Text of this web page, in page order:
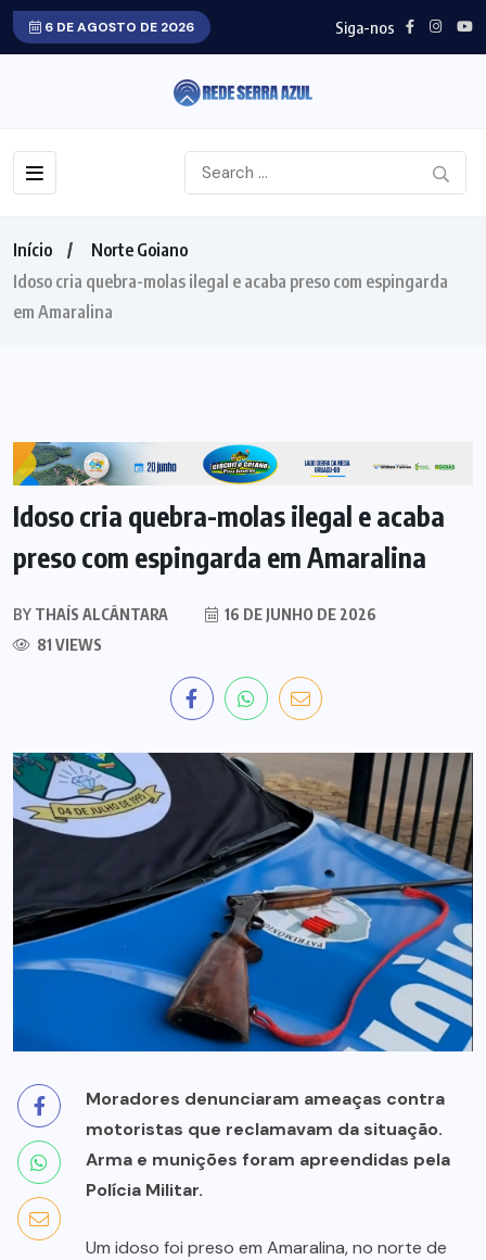
6 DE AGOSTO DE 2026 Siga-nos
Início
Norte Goiano
Idoso cria quebra-molas ilegal e acaba preso com espingarda
em Amaralina
NORTE GOIANO POLICIAL
Idoso cria quebra-molas ilegal e acaba
preso com espingarda em Amaralina
BY THAÍS ALCÂNTARA
16 DE JUNHO DE 2026
81 VIEWS
Moradores denunciaram ameaças contra
motoristas que reclamavam da situação.
Arma e munições foram apreendidas pela
Polícia Militar.
Um idoso foi preso em Amaralina, no norte de